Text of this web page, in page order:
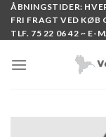
Skip
content
ÅBNINGSTIDER:
FRI FRAGT VED KØB
TLF. 75 22 06 42 ~ E-